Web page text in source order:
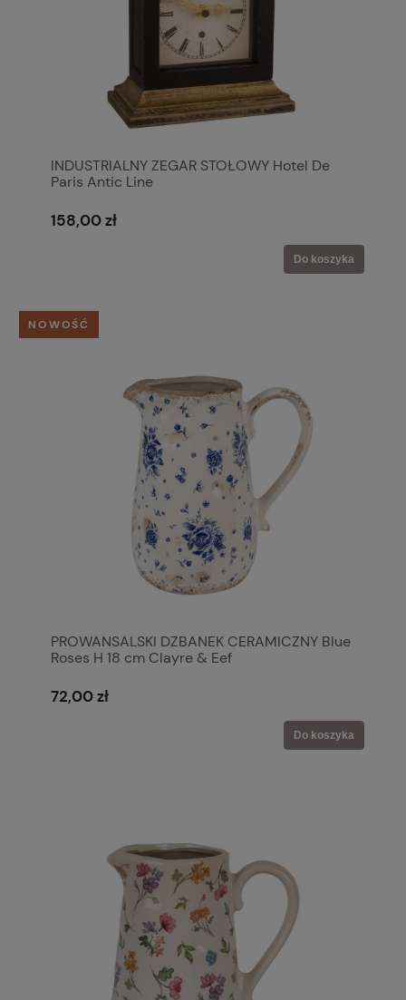
INDUSTRIALNY ZEGAR STOŁOWY Hotel De
Paris Antic Line
158,00 zł
Do koszyka
PROWANSALSKI DZBANEK CERAMICZNY Blue
Roses H 18 cm Clayre & Eef
72,00 zł
Do koszyka
NOWOŚĆ